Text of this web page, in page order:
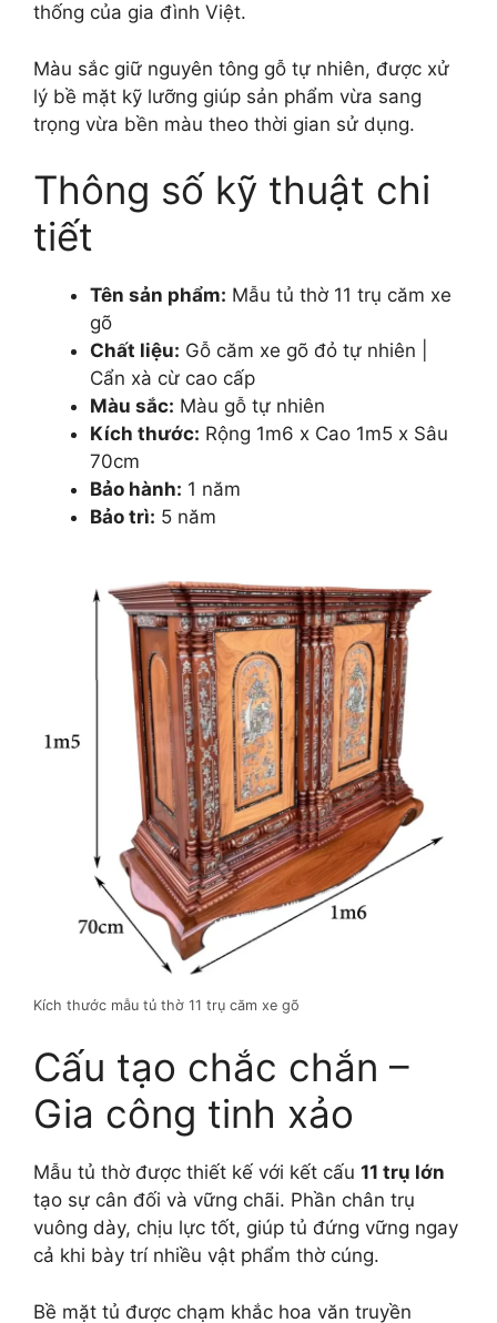
thống của gia đình Việt.
Màu sắc giữ nguyên tông gỗ tự nhiên, được xử
lý bề mặt kỹ lưỡng giúp sản phẩm vừa sang
trọng vừa bền màu theo thời gian sử dụng.
Thông số kỹ thuật chi
tiết
Tên sản phẩm: Mẫu tủ thờ 11 trụ căm xe
gõ
Chất liệu: Gỗ căm xe gõ đỏ tự nhiên |
Cẩn xà cừ cao cấp
Màu sắc: Màu gỗ tự nhiên
Kích thước: Rộng 1m6 x Cao 1m5 x Sâu
70cm
Bảo hành: 1 năm
Bảo trì: 5 năm
Kích thước mẫu tủ thờ 11 trụ căm xe gõ
Cấu tạo chắc chắn –
Gia công tinh xảo
Mẫu tủ thờ được thiết kế với kết cấu 11 trụ lớn
tạo sự cân đối và vững chãi. Phần chân trụ
vuông dày, chịu lực tốt, giúp tủ đứng vững ngay
cả khi bày trí nhiều vật phẩm thờ cúng.
Bề mặt tủ được chạm khắc hoa văn truyền